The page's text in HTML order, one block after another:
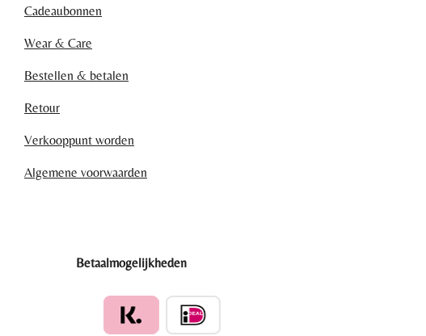
Cadeaubonnen
Wear & Care
Bestellen & betalen
Retour
Verkooppunt worden
Algemene voorwaarden
Betaalmogelijkheden